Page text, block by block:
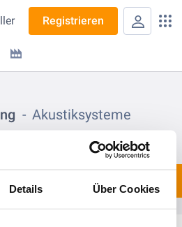
Details Über Cookies
Registrieren
Akustiksysteme